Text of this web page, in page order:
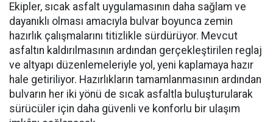
Ekipler, sıcak asfalt uygulamasının daha sağlam ve
dayanıklı olması amacıyla bulvar boyunca zemin
hazırlık çalışmalarını titizlikle sürdürüyor. Mevcut
asfaltın kaldırılmasının ardından gerçekleştirilen reglaj
ve altyapı düzenlemeleriyle yol, yeni kaplamaya hazır
hale getiriliyor. Hazırlıkların tamamlanmasının ardından
bulvarın her iki yönü de sıcak asfaltla buluşturularak
sürücüler için daha güvenli ve konforlu bir ulaşım